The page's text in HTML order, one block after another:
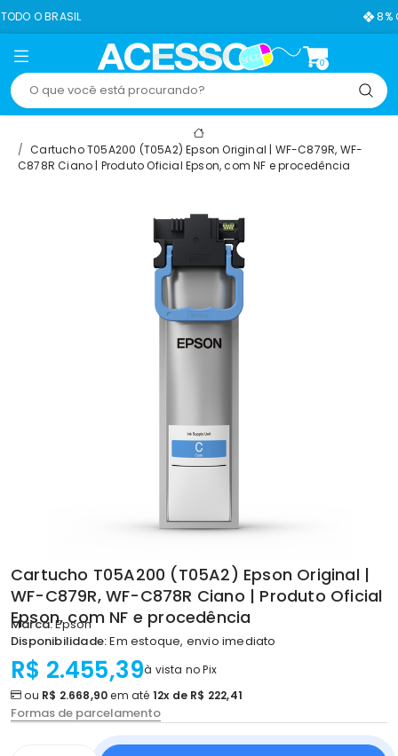
0
Cartucho T05A200 (T05A2) Epson Original | WF-C879R, WF-
C878R Ciano | Produto Oficial Epson, com NF e procedência
Cartucho T05A200 (T05A2) Epson Original |
WF-C879R, WF-C878R Ciano | Produto Oficial
Epson, com NF e procedência
Marca:Epson
Disponibilidade:Em estoque, envio imediato
R$ 2.455,39à vista no Pix
ou R$ 2.668,90em até 12x de R$ 222,41
Formas de parcelamento